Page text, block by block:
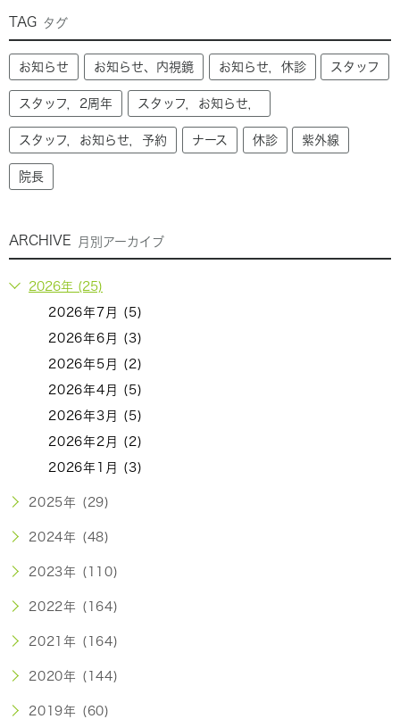
TAG タグ
お知らせ お知らせ、内視鏡 お知らせ，休診 スタッフ
スタッフ，2周年 スタッフ，お知らせ，
スタッフ，お知らせ，予約 ナース 休診 紫外線
院長
ARCHIVE 月別アーカイブ
2026年 (25)
2026年7月 (5)
2026年6月 (3)
2026年5月 (2)
2026年4月 (5)
2026年3月 (5)
2026年2月 (2)
2026年1月 (3)
2025年 (29)
2024年 (48)
2023年 (110)
2022年 (164)
2021年 (164)
2020年 (144)
2019年 (60)